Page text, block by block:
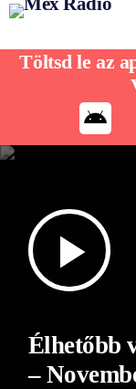
play_arrow
Élhetőbb
–
Töltsd le az